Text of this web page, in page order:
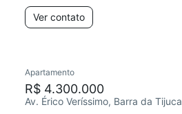
Ver contato
Apartamento
R$ 4.300.000
Av. Érico Veríssimo, Barra da Tijuca